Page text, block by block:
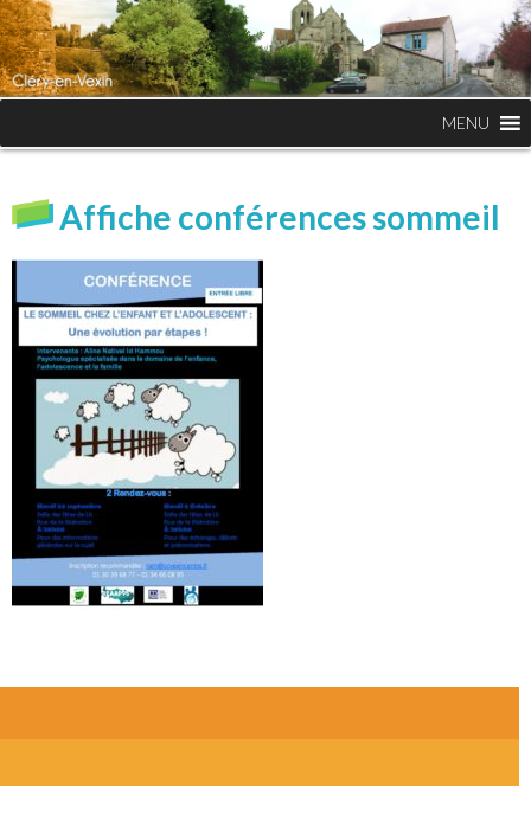
MENU
Affiche conférences sommeil